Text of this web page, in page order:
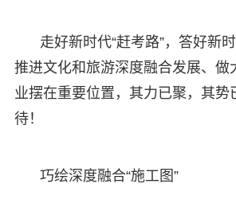
走好新时代“赶考路”，答好新
推进文化和旅游深度融合发展、做
业摆在重要位置，其力已聚，其势
待！
巧绘深度融合“施工图”